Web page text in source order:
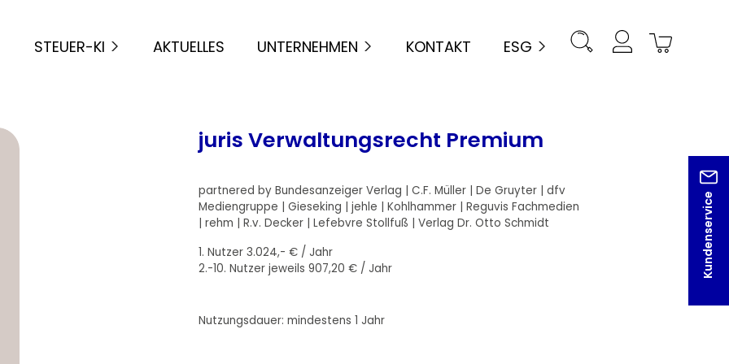
STEUER-KI AKTUELLES UNTERNEHMEN KONTAKT ESG
Kundenservice
juris Verwaltungsrecht Premium
partnered by Bundesanzeiger Verlag | C.F. Müller | De Gruyter | dfv
Mediengruppe | Gieseking | jehle | Kohlhammer | Reguvis Fachmedien
| rehm | R.v. Decker | Lefebvre Stollfuß | Verlag Dr. Otto Schmidt
1. Nutzer 3.024,- € / Jahr
2.-10. Nutzer jeweils 907,20 € / Jahr
Nutzungsdauer: mindestens 1 Jahr